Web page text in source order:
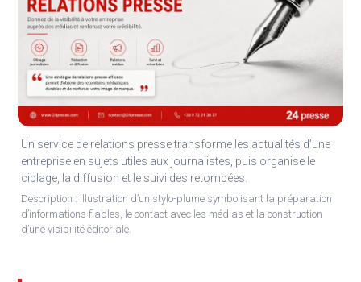
Un service de relations presse transforme les actualités d’une
entreprise en sujets utiles aux journalistes, puis organise le
ciblage, la diffusion et le suivi des retombées.
Description : illustration d’un stylo-plume symbolisant la préparation
d’informations fiables, le contact avec les médias et la construction
d’une visibilité éditoriale.